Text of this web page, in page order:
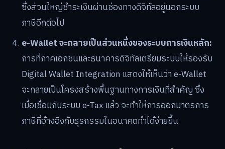
ซึ่งส่วนใหญ่ชำระเงินผ่านช่องทางดิจิทัลอยู่นอกระบบ
ภาษีอีกต่อไป
e-Wallet จะกลายเป็นส่วนหนึ่งของระบบการเงินหลัก:
การที่ภาคเอกชนและธนาคารดิจิทัลเตรียมระบบให้รองรับ
Digital Wallet Integration แสดงให้เห็นว่า e-Wallet
จะกลายเป็นโครงสร้างพื้นฐานทางการเงินที่สำคัญ ซึ่ง
เมื่อเชื่อมกับระบบ e-Tax แล้ว จะทำให้การออกมาตรการ
ภาษีที่อ้างอิงกับธุรกรรมในอนาคตทำได้ง่ายขึ้น